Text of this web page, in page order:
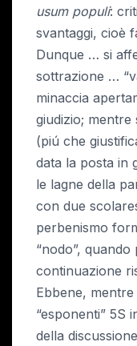
usum populi:
svantaggi, cioè
Dunque … si
sottrazione …
minaccia
giudizio; mentre
(piú che
data la posta in
le lagne della
con due
perbenismo
“nodo”,
continuazione
Ebbene,
“esponenti” 5S
della